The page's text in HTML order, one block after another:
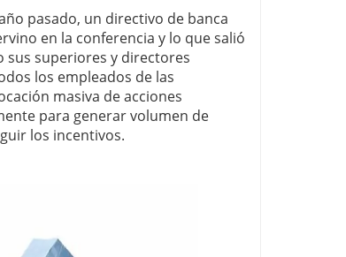
pasado, un directivo de banca
en la conferencia y lo que salió
sus superiores y directores
los empleados de las
masiva de acciones
para generar volumen de
los incentivos.